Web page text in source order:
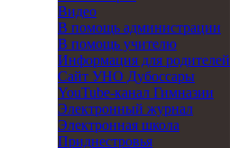
Видео
В помощь администрации
В помощь учителю
Информация для родителей
Cайт УНО Дубоссары
YouTube-канал Гимназии
Электронный журнал
Электронная школа
Приднестровья